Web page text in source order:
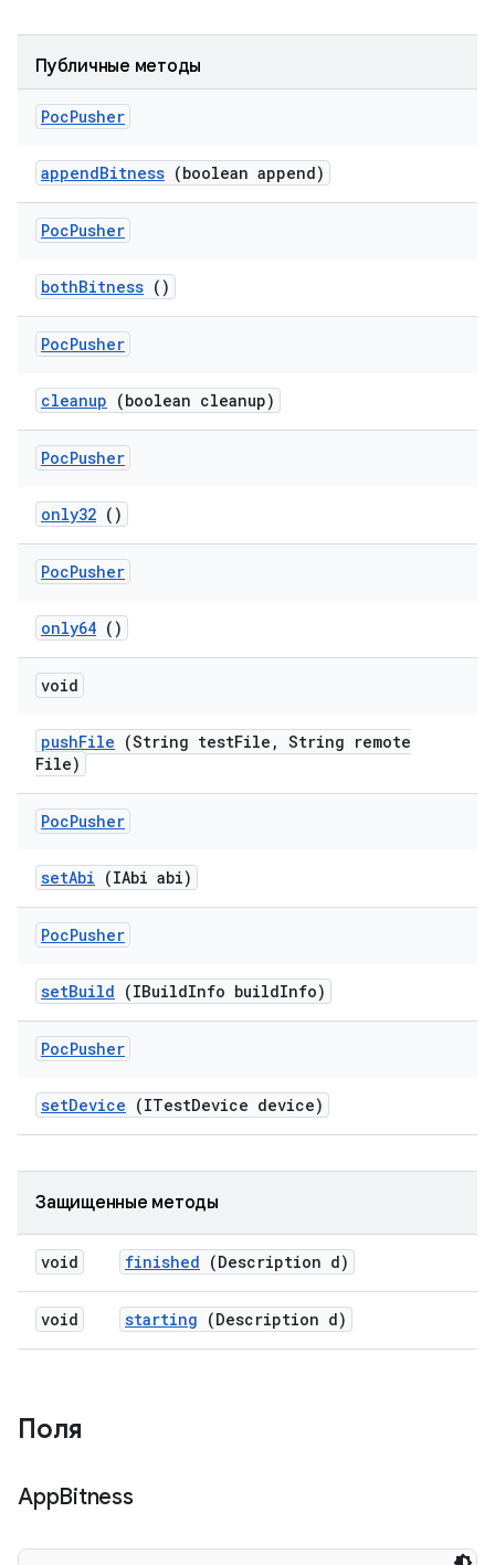
Публичные методы
PocPusher
appendBitness (boolean append)
PocPusher
bothBitness ()
PocPusher
cleanup (boolean cleanup)
PocPusher
only32 ()
PocPusher
only64 ()
void
pushFile (String testFile , String remote
File)
PocPusher
setAbi (IAbi abi)
PocPusher
setBuild (IBuildInfo buildInfo)
PocPusher
setDevice (ITestDevice device)
Защищенные методы
void finished (Description d)
void starting (Description d)
Поля
AppBitness